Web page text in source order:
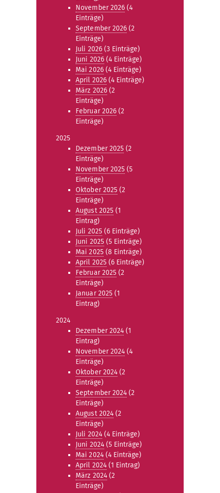
November 2026 (4
Einträge)
September 2026 (2
Einträge)
Juli 2026(3 Einträge)
Juni 2026(4 Einträge)
Mai 2026(4 Einträge)
April 2026 (4 Einträge)
März 2026(2
Einträge)
Februar 2026 (2
Einträge)
2025
Dezember 2025 (2
Einträge)
November 2025 (5
Einträge)
Oktober 2025 (2
Einträge)
August 2025 (1
Eintrag)
Juli 2025(6 Einträge)
Juni 2025(5 Einträge)
Mai 2025(8 Einträge)
April 2025 (6 Einträge)
Februar 2025 (2
Einträge)
Januar 2025 (1
Eintrag)
2024
Dezember 2024 (1
Eintrag)
November 2024 (4
Einträge)
Oktober 2024 (2
Einträge)
September 2024 (2
Einträge)
August 2024 (2
Einträge)
Juli 2024(4 Einträge)
Juni 2024(5 Einträge)
Mai 2024(4 Einträge)
April 2024 (1 Eintrag)
März 2024(2
Einträge)